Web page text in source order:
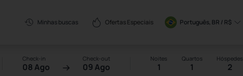
Minhas buscas Ofertas Especiais Português, BR / R$
Check-in
08 Ago
Check-out
09 Ago
Noites
1
Quartos
1
Hóspedes
2